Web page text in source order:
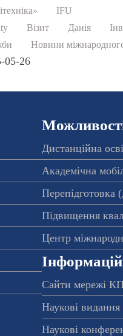
IFU
Візит Данія
Новини
05-26
Дистанційна
Академічна
Перепідготовка
Підвищення
Центр
Сайти мережі
Наукові видання
Наукові